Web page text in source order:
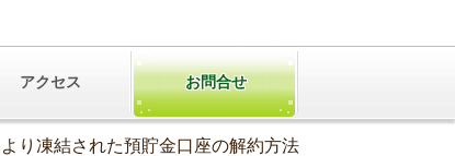
アクセス お問合せ
り凍結された預貯金口座の解約方法